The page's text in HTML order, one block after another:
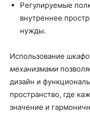
Регулируемые
внутреннее
нужды.
Использование
механизмами
дизайн и
пространство, где
значение и